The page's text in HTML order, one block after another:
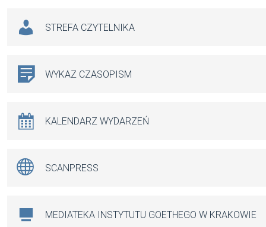
STREFA CZYTELNIKA
WYKAZ CZASOPISM
KALENDARZ WYDARZEŃ
SCANPRESS
MEDIATEKA INSTYTUTU GOETHEGO W KRAKOWIE